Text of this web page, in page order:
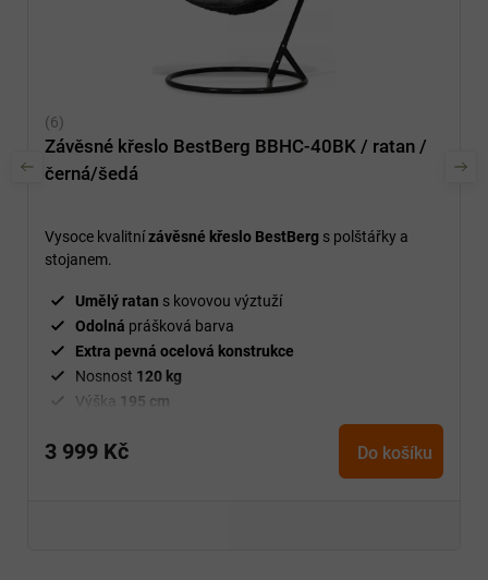
Závěsné křeslo BestBerg BBHC-40BK / ratan /
černá/šedá
Vysoce kvalitnízávěsné křeslo BestBerg s polštářky a
stojanem.
Umělý ratan s kovovou výztuží
Odolná prášková barva
Extra pevná ocelová konstrukce
Nosnost 120 kg
Výška 195 cm
Měkké šedé polštářky
3 999 Kč Do košíku